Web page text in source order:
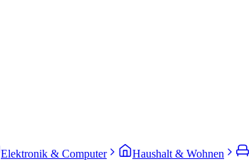
Elektronik & Computer Haushalt & Wohnen